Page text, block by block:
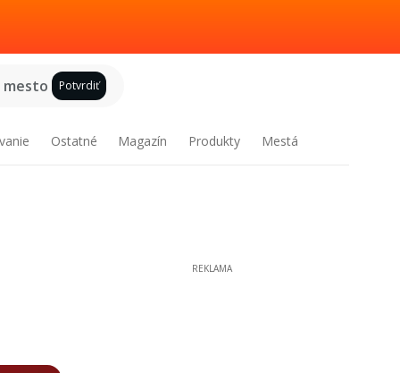
Potvrdiť
Ostatné Magazín Produkty Mestá
REKLAMA